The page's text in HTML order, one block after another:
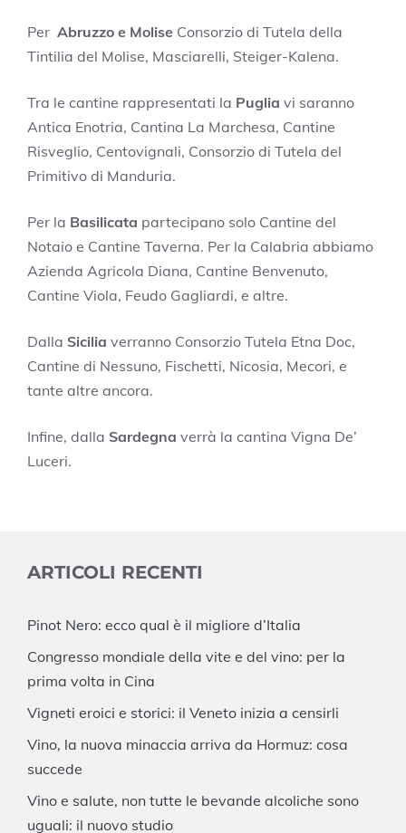
Per Abruzzo e Molise Consorzio di Tutela della
Tintilia del Molise, Masciarelli, Steiger-Kalena.
Tra le cantine rappresentati la Puglia vi saranno
Antica Enotria, Cantina La Marchesa, Cantine
Risveglio, Centovignali, Consorzio di Tutela del
Primitivo di Manduria.
Per la Basilicata partecipano solo Cantine del
Notaio e Cantine Taverna. Per la Calabria abbiamo
Azienda Agricola Diana, Cantine Benvenuto,
Cantine Viola, Feudo Gagliardi, e altre.
Dalla Sicilia verranno Consorzio Tutela Etna Doc,
Cantine di Nessuno, Fischetti, Nicosia, Mecori, e
tante altre ancora.
Infine, dalla Sardegna verrà la cantina Vigna De’
Luceri.
ARTICOLI RECENTI
Pinot Nero: ecco qual è il migliore d’Italia
Congresso mondiale della vite e del vino: per la
prima volta in Cina
Vigneti eroici e storici: il Veneto inizia a censirli
Vino, la nuova minaccia arriva da Hormuz: cosa
succede
Vino e salute, non tutte le bevande alcoliche sono
uguali: il nuovo studio